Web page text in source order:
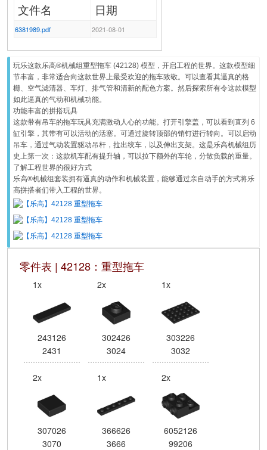
文件名 日期
6381989.pdf 2021-08-01
玩乐这款乐高®机械组重型拖车 (42128) 模型，开启工程的世界。这款模型细
节丰富，非常适合向这款世界上最受欢迎的拖车致敬。可以查看其逼真的格
栅、空气滤清器、车灯、排气管和清新的配色方案。然后探索所有令这款模型
如此逼真的气动和机械功能。
功能丰富的拼搭玩具
这款带有吊车的拖车玩具充满激动人心的功能。打开引擎盖，可以看到直列 6
缸引擎，其带有可以活动的活塞。可通过旋转顶部的销钉进行转向。可以启动
吊车，通过气动装置驱动吊杆，拉出绞车，以及伸出支架。这是乐高机械组历
史上第一次：这款机车配有提升轴，可以拉下额外的车轮，分散负载的重量。
了解工程世界的很好方式
乐高®机械组套装拥有逼真的动作和机械装置，能够通过亲自动手的方式将乐
高拼搭者们带入工程的世界。
零件表 | 42128：重型拖车
1x
243126
2431
2x
302426
3024
1x
303226
3032
2x
307026
3070
1x
366626
3666
2x
6052126
99206